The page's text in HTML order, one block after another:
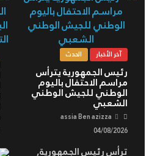
آخر الأخبار الحدث
رئيس الجمهورية يترأس
مراسم الاحتفال باليوم
الوطني للجيش الوطني
الشعبي
assia Ben azizza
04/08/2026
ترأس رئيس الجمهورية,